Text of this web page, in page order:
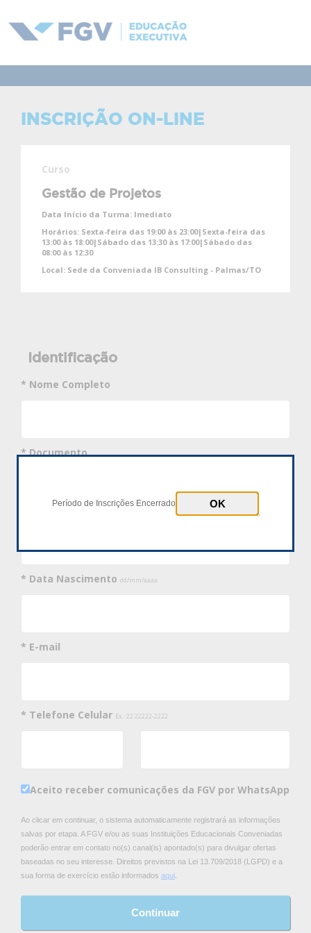
INSCRIÇÃO ON-LINE
Curso
Gestão de Projetos
Data Início da Turma: Imediato
Horários: Sexta-feira das 19:00 às 23:00|Sexta-feira das
13:00 às 18:00|Sábado das 13:30 às 17:00|Sábado das
08:00 às 12:30
Local: Sede da Conveniada IB Consulting - Palmas/TO
Identificação
* Nome Completo
* Documento
* Número Documento
* Data Nascimento dd/mm/aaaa
* E-mail
* Telefone Celular Ex.: 22 22222-2222
Aceito receber comunicações da FGV por WhatsApp
Ao clicar em continuar, o sistema automaticamente registrará as informações
salvas por etapa. A FGV e/ou as suas Instituições Educacionais Conveniadas
poderão entrar em contato no(s) canal(is) apontado(s) para divulgar ofertas
baseadas no seu interesse. Direitos previstos na Lei 13.709/2018 (LGPD) e a
sua forma de exercício estão informados aqui
Continuar
Período de Inscrições Encerrado